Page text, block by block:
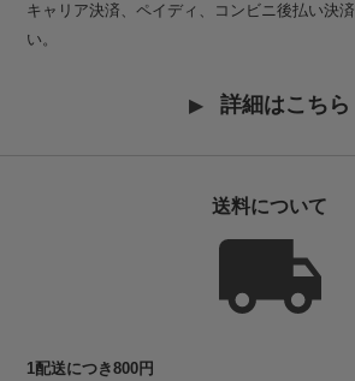
キャリア決済、ペイディ、コンビニ後払い決
い。
詳細はこちら
送料について
1配送につき800円